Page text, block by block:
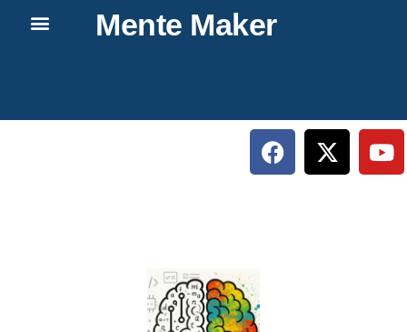
Mente Maker